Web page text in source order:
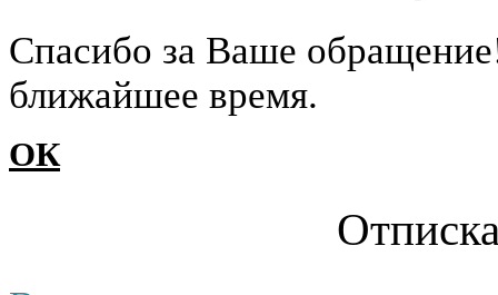
Cпасибо за Ваше
ближайшее время.
ОК